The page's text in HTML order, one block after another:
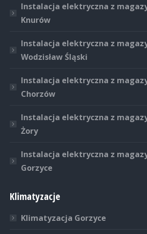
Instalacja elektryczna z
Knurów
Instalacja elektryczna z
Wodzisław Śląski
Instalacja elektryczna z
Chorzów
Instalacja elektryczna z
Żory
Instalacja elektryczna z
Gorzyce
Klimatyzacje
Klimatyzacja Gorzyce